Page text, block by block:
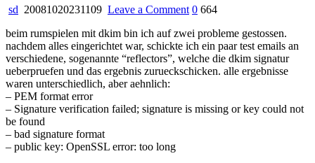
sd 20081020231109 Leave a Commenton
von
txt
records
im
0 664
beim rumspielen mit dkim bin ich auf zwei probleme gestossen.
nachdem alles eingerichtet war, schickte ich ein paar test emails an
verschiedene, sogenannte “reflectors”, welche die dkim signatur
ueberpruefen und das ergebnis zurueckschicken. alle ergebnisse
waren unterschiedlich, aber aehnlich:
– PEM format error
– Signature verification failed; signature is missing or key could not
be found
– bad signature format
– public key: OpenSSL error: too long